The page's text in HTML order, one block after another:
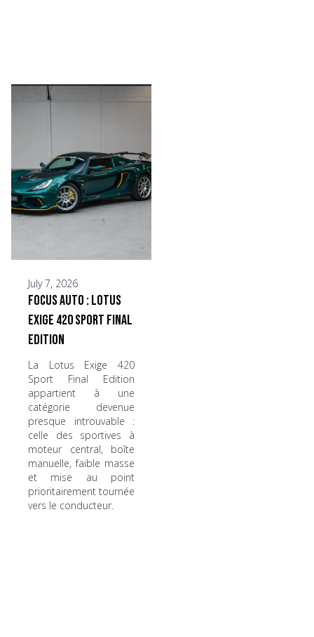
July 7, 2026
Focus Auto : Lotus
Exige 420 Sport Final
Edition
La Lotus Exige 420
Sport Final Edition
appartient à une
catégorie devenue
presque introuvable :
celle des sportives à
moteur central, boîte
manuelle, faible masse
et mise au point
prioritairement tournée
vers le conducteur.